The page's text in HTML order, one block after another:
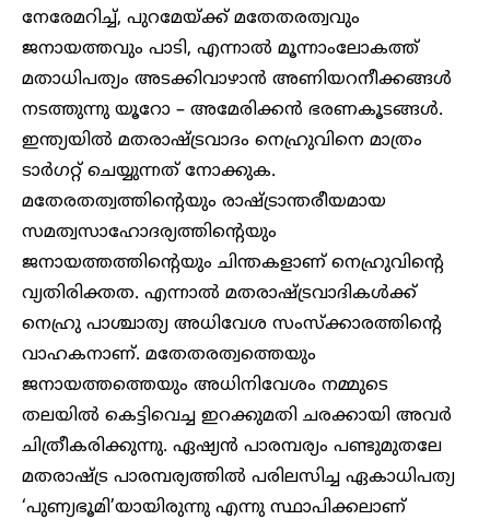
നേരേമറിച്ച്, പുറമേയ്ക്ക് മതേതരത്വവും
ജനായത്തവും പാടി, എന്നാൽ മൂന്നാംലോകത്ത്
മതാധിപത്യം അടക്കിവാഴാൻ അണിയറനീക്കങ്ങൾ
നടത്തുന്നു യൂറോ – അമേരിക്കൻ ഭരണകൂടങ്ങൾ.
ഇന്ത്യയിൽ മതരാഷ്ട്രവാദം നെഹ്രുവിനെ മാത്രം
ടാർഗറ്റ് ചെയ്യുന്നത് നോക്കുക.
മതേരതത്വത്തിന്റെയും രാഷ്ട്രാന്തരീയമായ
സമത്വസാഹോദര്യത്തിന്റെയും
ജനായത്തത്തിന്റെയും ചിന്തകളാണ് നെഹ്രുവിന്റെ
വ്യതിരിക്തത. എന്നാൽ മതരാഷ്ട്രവാദികൾക്ക്
നെഹ്രു പാശ്ചാത്യ അധിവേശ സംസ്ക്കാരത്തിന്റെ
വാഹകനാണ്. മതേതരത്വത്തെയും
ജനായത്തത്തെയും അധിനിവേശം നമ്മുടെ
തലയിൽ കെട്ടിവെച്ച ഇറക്കുമതി ചരക്കായി അവർ
ചിത്രീകരിക്കുന്നു. ഏഷ്യൻ പാരമ്പര്യം പണ്ടുമുതലേ
മതരാഷ്ട്ര പാരമ്പര്യത്തിൽ പരിലസിച്ച ഏകാധിപത്യ
‘പുണ്യഭൂമി’യായിരുന്നു എന്നു സ്ഥാപിക്കലാണ്